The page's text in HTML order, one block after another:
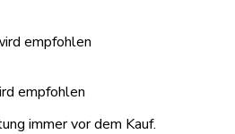
empfohlen
empfohlen
immer vor dem Kauf.